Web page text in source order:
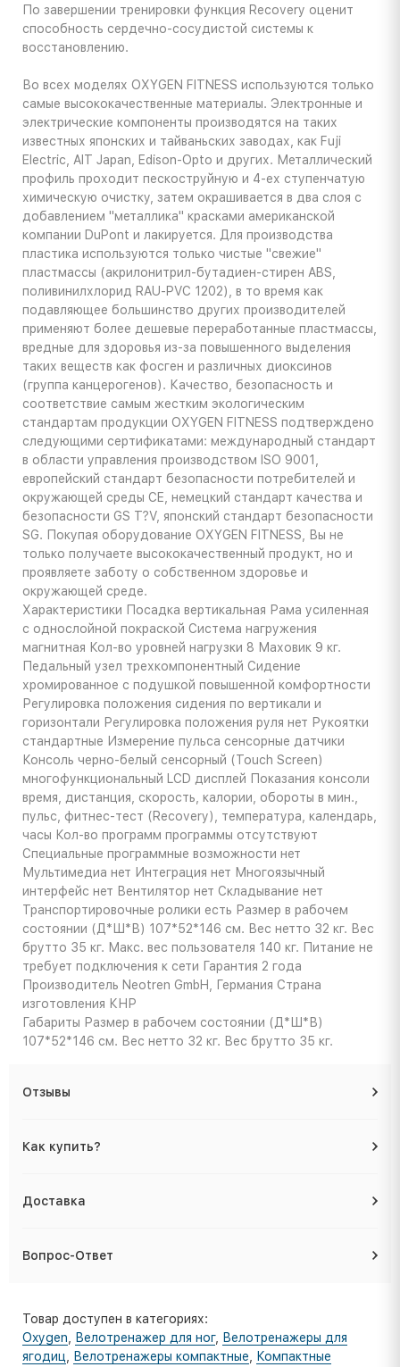
По завершении тренировки функция Recovery оценит
способность сердечно-сосудистой системы к
восстановлению.
Во всех моделях OXYGEN FITNESS используются только
самые высококачественные материалы. Электронные и
электрические компоненты производятся на таких
известных японских и тайваньских заводах, как Fuji
Electric, AIT Japan, Edison-Opto и других. Металлический
профиль проходит пескоструйную и 4-ех ступенчатую
химическую очистку, затем окрашивается в два слоя с
добавлением "металлика" красками американской
компании DuPont и лакируется. Для производства
пластика используются только чистые "свежие"
пластмассы (акрилонитрил-бутадиен-стирен ABS,
поливинилхлорид RAU-PVC 1202), в то время как
подавляющее большинство других производителей
применяют более дешевые переработанные пластмассы,
вредные для здоровья из-за повышенного выделения
таких веществ как фосген и различных диоксинов
(группа канцерогенов). Качество, безопасность и
соответствие самым жестким экологическим
стандартам продукции OXYGEN FITNESS подтверждено
следующими сертификатами: международный стандарт
в области управления производством ISO 9001,
европейский стандарт безопасности потребителей и
окружающей среды CE, немецкий стандарт качества и
безопасности GS T?V, японский стандарт безопасности
SG. Покупая оборудование OXYGEN FITNESS, Вы не
только получаете высококачественный продукт, но и
проявляете заботу о собственном здоровье и
окружающей среде.
Характеристики Посадка вертикальная Рама усиленная
с однослойной покраской Система нагружения
магнитная Кол-во уровней нагрузки 8 Маховик 9 кг.
Педальный узел трехкомпонентный Сидение
хромированное с подушкой повышенной комфортности
Регулировка положения сидения по вертикали и
горизонтали Регулировка положения руля нет Рукоятки
стандартные Измерение пульса сенсорные датчики
Консоль черно-белый сенсорный (Touch Screen)
многофункциональный LCD дисплей Показания консоли
время, дистанция, скорость, калории, обороты в мин.,
пульс, фитнес-тест (Recovery), температура, календарь,
часы Кол-во программ программы отсутствуют
Специальные программные возможности нет
Мультимедиа нет Интеграция нет Многоязычный
интерфейс нет Вентилятор нет Складывание нет
Транспортировочные ролики есть Размер в рабочем
состоянии (Д*Ш*В) 107*52*146 см. Вес нетто 32 кг. Вес
брутто 35 кг. Макс. вес пользователя 140 кг. Питание не
требует подключения к сети Гарантия 2 года
Производитель Neotren GmbH, Германия Страна
изготовления КНР
Габариты Размер в рабочем состоянии (Д*Ш*В)
107*52*146 см. Вес нетто 32 кг. Вес брутто 35 кг.
Отзывы
Как купить?
Доставка
Вопрос-Ответ
Товар доступен в категориях:
Oxygen
Велотренажер для ног,
Велотренажеры для
ягодиц
Велотренажеры компактные
Компактные